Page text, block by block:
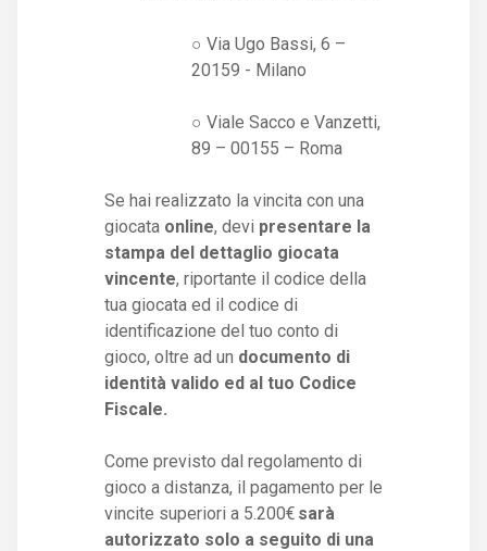
○ Via Ugo Bassi, 6 –
20159 - Milano
○ Viale Sacco e Vanzetti,
89 – 00155 – Roma
Se hai realizzato la vincita con una
giocata online, devi presentare la
stampa del dettaglio giocata
vincente, riportante il codice della
tua giocata ed il codice di
identificazione del tuo conto di
gioco, oltre ad un documento di
identità valido ed al tuo Codice
Fiscale.
Come previsto dal regolamento di
gioco a distanza, il pagamento per le
vincite superiori a 5.200€ sarà
autorizzato solo a seguito di una